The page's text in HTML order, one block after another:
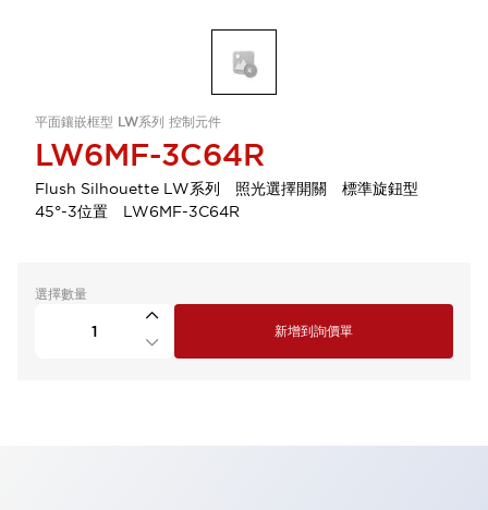
平面鑲嵌框型 LW系列 控制元件
LW6MF-3C64R
Flush Silhouette LW系列 照光選擇開關 標準旋鈕型
45°-3位置 LW6MF-3C64R
選擇數量
新增到詢價單